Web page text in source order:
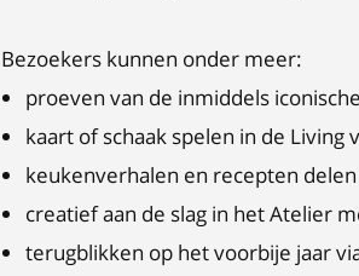
Bezoekers kunnen onder meer:
proeven van de inmiddels
kaart of schaak spelen in de Living
keukenverhalen en recepten
creatief aan de slag in het Atelier
terugblikken op het voorbije jaar